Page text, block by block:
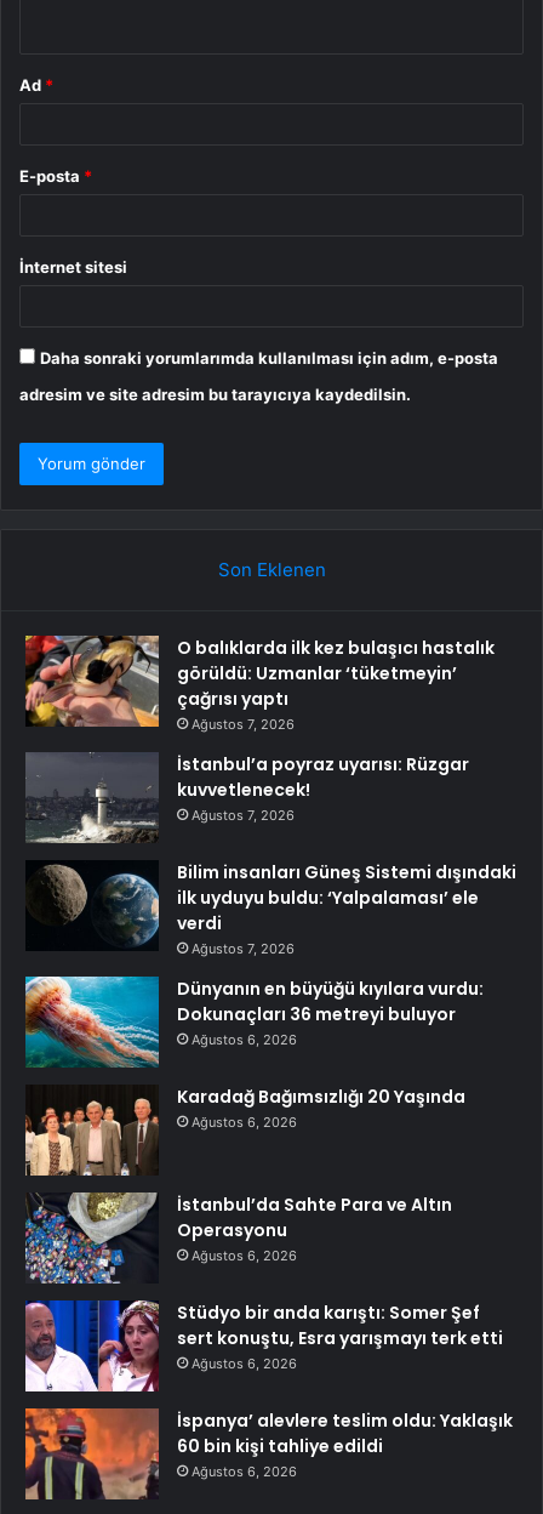
Ad *
E-posta *
İnternet sitesi
Daha sonraki yorumlarımda kullanılması için adım, e-posta
adresim ve site adresim bu tarayıcıya kaydedilsin.
Son Eklenen
O balıklarda ilk kez bulaşıcı hastalık
görüldü: Uzmanlar ‘tüketmeyin’
çağrısı yaptı
Ağustos 7, 2026
İstanbul’a poyraz uyarısı: Rüzgar
kuvvetlenecek!
Ağustos 7, 2026
Bilim insanları Güneş Sistemi dışındaki
ilk uyduyu buldu: ‘Yalpalaması’ ele
verdi
Ağustos 7, 2026
Dünyanın en büyüğü kıyılara vurdu:
Dokunaçları 36 metreyi buluyor
Ağustos 6, 2026
Karadağ Bağımsızlığı 20 Yaşında
Ağustos 6, 2026
İstanbul’da Sahte Para ve Altın
Operasyonu
Ağustos 6, 2026
Stüdyo bir anda karıştı: Somer Şef
sert konuştu, Esra yarışmayı terk etti
Ağustos 6, 2026
İspanya’ alevlere teslim oldu: Yaklaşık
60 bin kişi tahliye edildi
Ağustos 6, 2026